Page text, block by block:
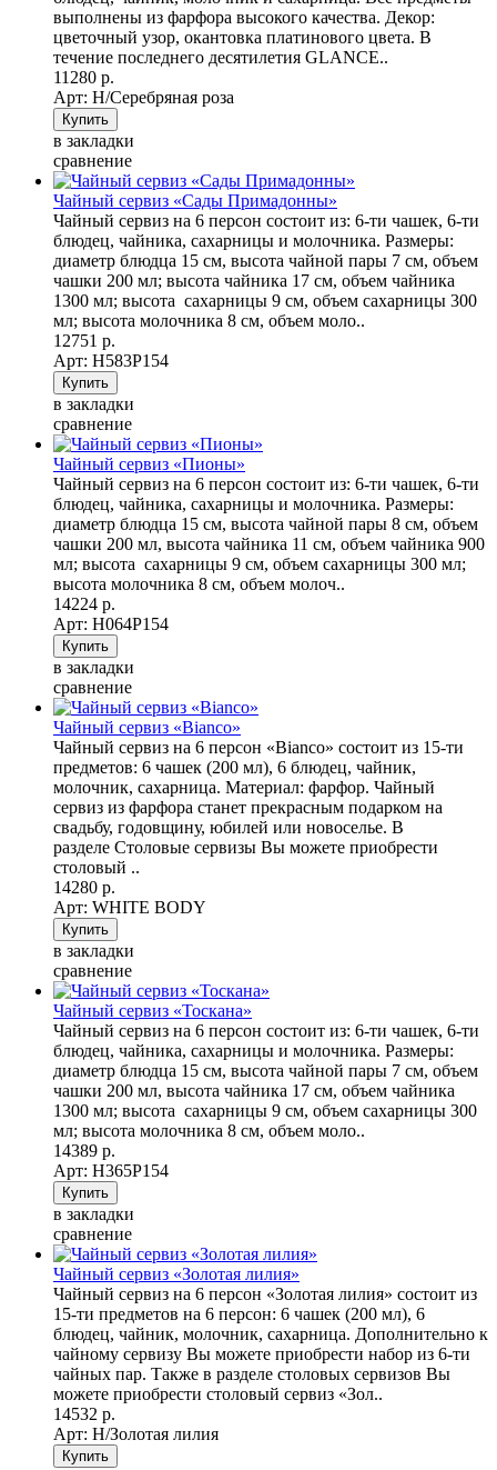
выполнены из фарфора высокого качества. Декор:
цветочный узор, окантовка платинового цвета. В
течение последнего десятилетия GLANCE..
11280 р.
Арт: Н/Серебряная роза
в закладки
сравнение
Чайный сервиз «Сады Примадонны»
Чайный сервиз на 6 персон состоит из: 6-ти чашек, 6-ти
блюдец, чайника, сахарницы и молочника. Размеры:
диаметр блюдца 15 см, высота чайной пары 7 см, объем
чашки 200 мл; высота чайника 17 см, объем чайника
1300 мл; высота сахарницы 9 см, объем сахарницы 300
мл; высота молочника 8 см, объем моло..
12751 р.
Арт: Н583Р154
в закладки
сравнение
Чайный сервиз «Пионы»
Чайный сервиз на 6 персон состоит из: 6-ти чашек, 6-ти
блюдец, чайника, сахарницы и молочника. Размеры:
диаметр блюдца 15 см, высота чайной пары 8 см, объем
чашки 200 мл, высота чайника 11 см, объем чайника 900
мл; высота сахарницы 9 см, объем сахарницы 300 мл;
высота молочника 8 см, объем молоч..
14224 р.
Арт: Н064Р154
в закладки
сравнение
Чайный сервиз «Bianco»
Чайный сервиз на 6 персон «Bianco» состоит из 15-ти
предметов: 6 чашек (200 мл), 6 блюдец, чайник,
молочник, сахарница. Материал: фарфор. Чайный
сервиз из фарфора станет прекрасным подарком на
свадьбу, годовщину, юбилей или новоселье. В
разделе Столовые сервизы Вы можете приобрести
столовый ..
14280 р.
Арт: WHITE BODY
в закладки
сравнение
Чайный сервиз «Тоскана»
Чайный сервиз на 6 персон состоит из: 6-ти чашек, 6-ти
блюдец, чайника, сахарницы и молочника. Размеры:
диаметр блюдца 15 см, высота чайной пары 7 см, объем
чашки 200 мл, высота чайника 17 см, объем чайника
1300 мл; высота сахарницы 9 см, объем сахарницы 300
мл; высота молочника 8 см, объем моло..
14389 р.
Арт: Н365Р154
в закладки
сравнение
Чайный сервиз «Золотая лилия»
Чайный сервиз на 6 персон «Золотая лилия» состоит из
15-ти предметов на 6 персон: 6 чашек (200 мл), 6
блюдец, чайник, молочник, сахарница. Дополнительно к
чайному сервизу Вы можете приобрести набор из 6-ти
чайных пар. Также в разделе столовых сервизов Вы
можете приобрести столовый сервиз «Зол..
14532 р.
Арт: Н/Золотая лилия